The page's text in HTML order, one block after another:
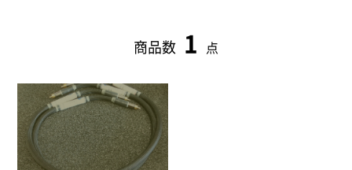
ご依頼までの流れ
会社案内
商品数 1 点